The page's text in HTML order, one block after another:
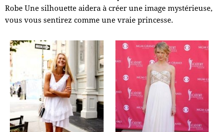
Robe Une silhouette aidera à créer une image mystérieuse,
vous vous sentirez comme une vraie princesse.